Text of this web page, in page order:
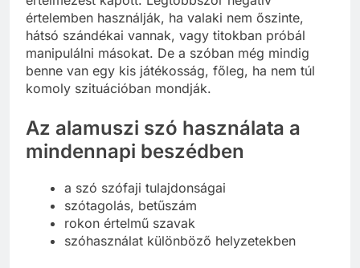
értelemben használják, ha valaki nem őszinte,
hátsó szándékai vannak, vagy titokban próbál
manipulálni másokat. De a szóban még mindig
benne van egy kis játékosság, főleg, ha nem túl
komoly szituációban mondják.
Az alamuszi szó használata a
mindennapi beszédben
a szó szófaji tulajdonságai
szótagolás, betűszám
rokon értelmű szavak
szóhasználat különböző helyzetekben